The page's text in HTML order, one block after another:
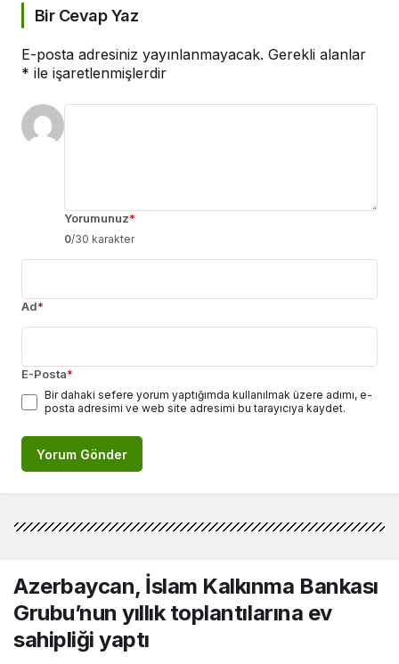
Bir Cevap Yaz
E-posta adresiniz yayınlanmayacak. Gerekli alanlar
* ile işaretlenmişlerdir
Yorumunuz*
0/30 karakter
Ad*
E-Posta*
Bir dahaki sefere yorum yaptığımda kullanılmak üzere adımı, e-
posta adresimi ve web site adresimi bu tarayıcıya kaydet.
Yorum Gönder
Azerbaycan, İslam Kalkınma Bankası
Grubu’nun yıllık toplantılarına ev
sahipliği yaptı